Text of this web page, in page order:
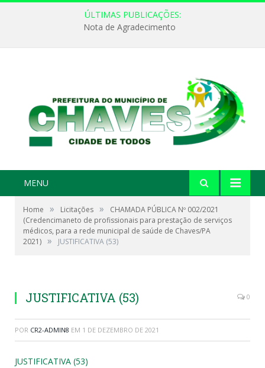
ÚLTIMAS PUBLICAÇÕES:
Nota de Agradecimento
MENU
Home » Licitações »
CHAMADA PÚBLICA Nº 002/2021
(Credencimaneto de profissionais para prestação de serviços
médicos, para a rede municipal de saúde de Chaves/PA
2021) » JUSTIFICATIVA (53)
JUSTIFICATIVA (53) 0
POR CR2-ADMIN8 EM 1 DE DEZEMBRO DE 2021
JUSTIFICATIVA (53)